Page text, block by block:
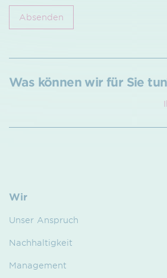
Absenden
Was können wir für Sie
Wir
Unser Anspruch
Nachhaltigkeit
Management